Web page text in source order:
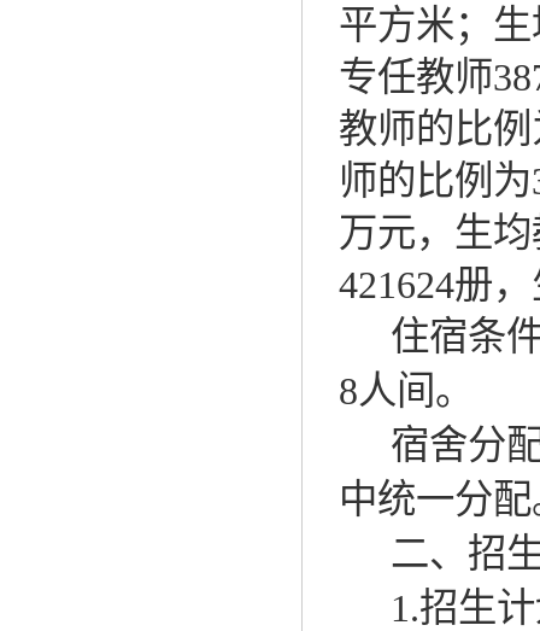
平方米；
专任教师
教师的比
师的比例为
万元，生
421624册
住宿条
8人间。
宿舍分
中统一分
二、招
1.招生